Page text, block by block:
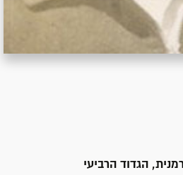
הגדוד הרביעי